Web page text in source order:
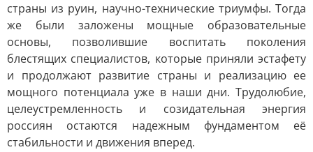
страны из руин, научно-технические триумфы. Тогда
же были заложены мощные образовательные
основы, позволившие воспитать поколения
блестящих специалистов, которые приняли эстафету
и продолжают развитие страны и реализацию ее
мощного потенциала уже в наши дни. Трудолюбие,
целеустремленность и созидательная энергия
россиян остаются надежным фундаментом её
стабильности и движения вперед.